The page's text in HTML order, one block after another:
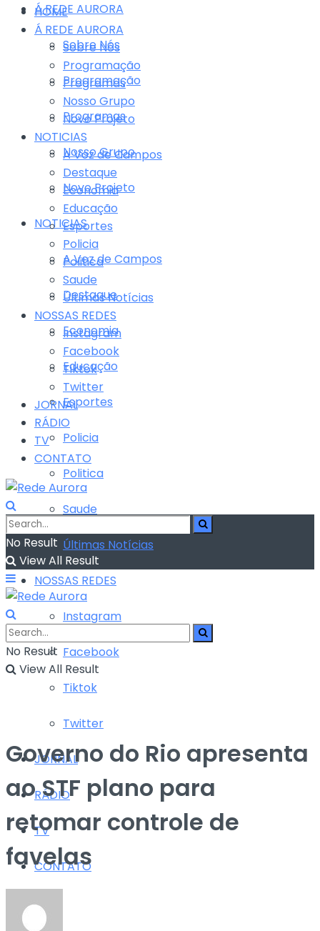
Á REDE AURORA
Sobre Nós
Programação
Programas
Nosso Grupo
Novo Projeto
NOTICIAS
A Voz de Campos
Destaque
Economia
Educação
Esportes
Policia
Politica
Saude
Últimas Notícias
NOSSAS REDES
Instagram
Facebook
Tiktok
Twitter
JORNAL
RÁDIO
TV
CONTATO
HOME
Á REDE AURORA
Sobre Nós
Programação
Programas
Nosso Grupo
Novo Projeto
NOTICIAS
A Voz de Campos
Destaque
Economia
Educação
Esportes
Policia
Politica
Saude
Últimas Notícias
NOSSAS REDES
Instagram
Facebook
Tiktok
Twitter
JORNAL
RÁDIO
TV
CONTATO
No Result
View All Result
No Result
View All Result
Governo do Rio apresenta
ao STF plano para
retomar controle de
favelas